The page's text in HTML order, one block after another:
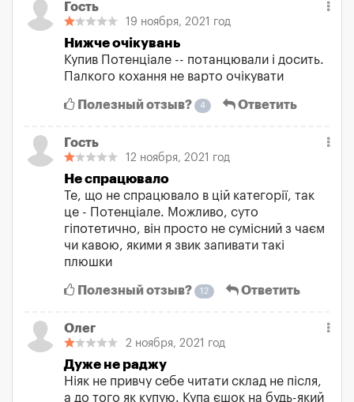
Гость
19 ноября, 2021 год
Нижче очікувань
Купив Потенціале -- потанцювали і досить.
Палкого кохання не варто очікувати
Полезный отзыв? 4 Ответить
Гость
12 ноября, 2021 год
Не спрацювало
Те, що не спрацювало в цій категорії, так
це - Потенціале. Можливо, суто
гіпотетично, він просто не сумісний з чаєм
чи кавою, якими я звик запивати такі
плюшки
Полезный отзыв? 12 Ответить
Олег
2 ноября, 2021 год
Дуже не раджу
Ніяк не привчу себе читати склад не після,
а до того як купую. Купа єшок на будь-який